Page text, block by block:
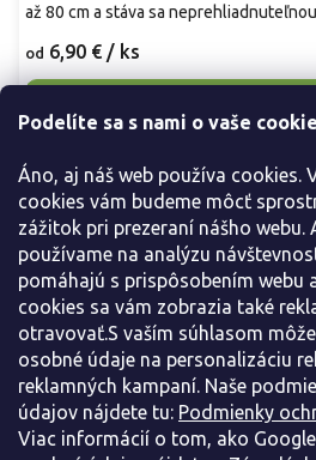
Podelíte sa s nami o vaše
Áno, aj náš web používa cookies.
cookies vám budeme môcť
zážitok pri prezeraní nášho webu.
používame na analýzu
pomáhajú s prispôsobením webu
cookies sa vám zobrazia také
otravovať.S vaším súhlasom
osobné údaje na personalizáciu
reklamných kampaní. Naše
údajov nájdete tu: Podmienky
Viac informácií o tom, ako
od 6,90 € / ks
až 80 cm a stáva sa